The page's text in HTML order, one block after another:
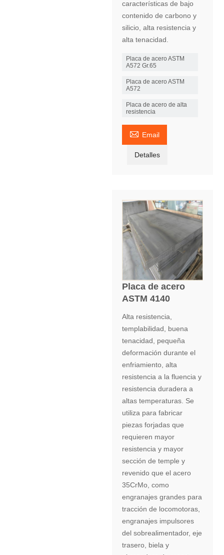
características de bajo
contenido de carbono y
silicio, alta resistencia y
alta tenacidad.
Placa de acero ASTM
A572 Gr.65
Placa de acero ASTM
A572
Placa de acero de alta
resistencia
 Email
Detalles
Placa de acero
ASTM 4140
Alta resistencia,
templabilidad, buena
tenacidad, pequeña
deformación durante el
enfriamiento, alta
resistencia a la fluencia y
resistencia duradera a
altas temperaturas. Se
utiliza para fabricar
piezas forjadas que
requieren mayor
resistencia y mayor
sección de temple y
revenido que el acero
35CrMo, como
engranajes grandes para
tracción de locomotoras,
engranajes impulsores
del sobrealimentador, eje
trasero, biela y